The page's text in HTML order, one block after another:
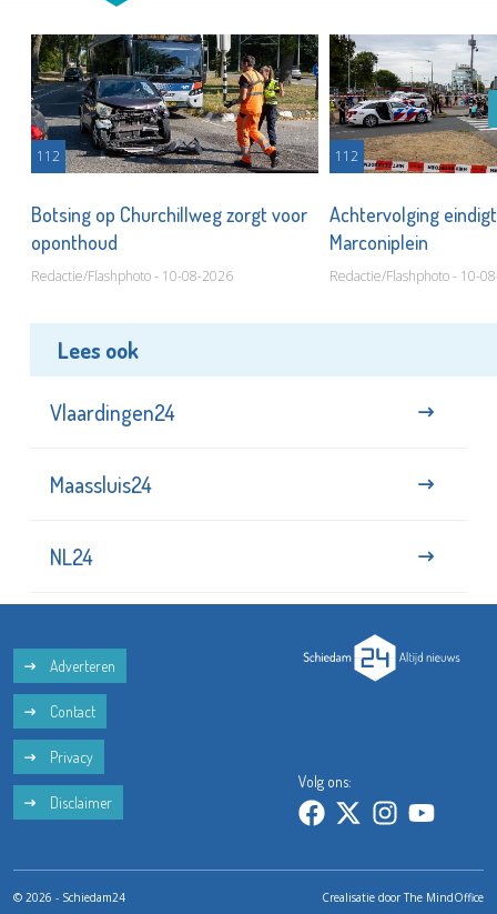
112
Botsing op Churchillweg zorgt voor
oponthoud
Redactie/Flashphoto - 10-08-2026
112
Achtervolging
Marconiplein
Redactie/Flashphoto - 10-
Lees ook
Vlaardingen24
Maassluis24
NL24
Adverteren
Contact
Privacy
Disclaimer
Volg ons:
© 2026 - Schiedam24 Crealisatie doorThe MindOffice